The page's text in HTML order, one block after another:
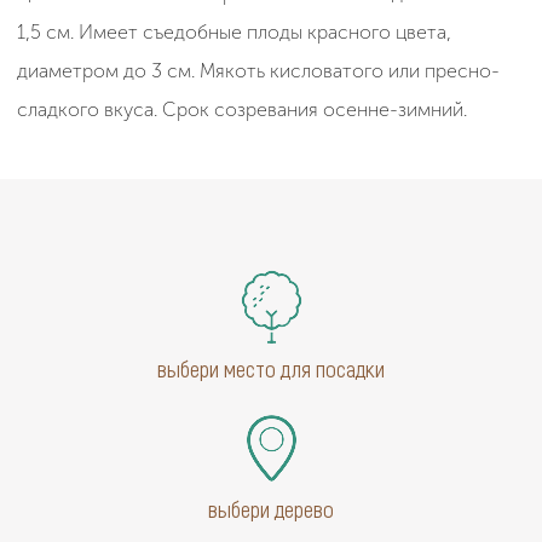
1,5 см. Имеет съедобные плоды красного цвета,
диаметром до 3 см. Мякоть кисловатого или пресно-
сладкого вкуса. Срок созревания осенне-зимний.
выбери место для посадки
выбери дерево